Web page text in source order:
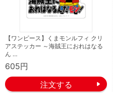
【ワンピース】くまモンルフィ クリ
アステッカー ～海賊王におれはなる
ん …
605円